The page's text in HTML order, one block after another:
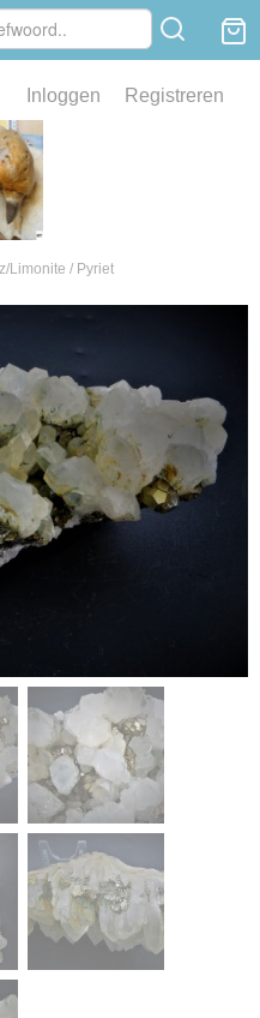
Inloggen Registreren
Limonite / Pyriet